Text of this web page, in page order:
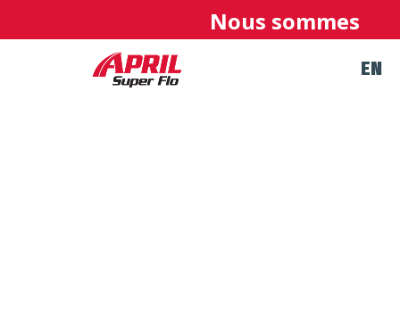
Nous sommes
EN